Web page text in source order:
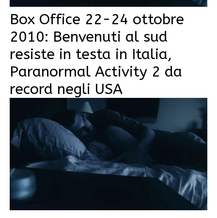
Box Office 22-24 ottobre
2010: Benvenuti al sud
resiste in testa in Italia,
Paranormal Activity 2 da
record negli USA